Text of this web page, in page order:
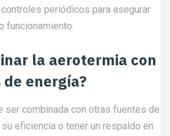
periódicos para asegurar
funcionamiento.
la aerotermia con
energía?
ser combinada con otras fuentes de
eficiencia o tener un respaldo en